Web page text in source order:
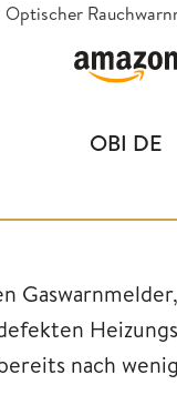
Optischer
OBI DE
nach